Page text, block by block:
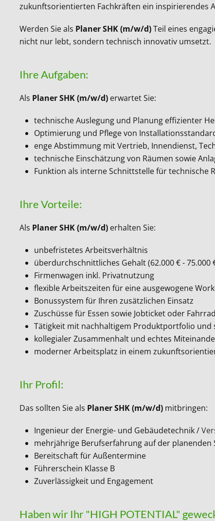
zukunftsorientierten Fachkräften ein inspirierendes
Werden Sie als Planer SHK (m/w/d)Teil eines
nicht nur lebt, sondern technisch innovativ umsetzt.
Ihre Aufgaben:
Als Planer SHK (m/w/d) erwartet Sie:
technische Auslegung und Planung effizienter
Optimierung und Pflege von
enge Abstimmung mit Vertrieb, Innendienst,
technische Einschätzung von Räumen sowie
Funktion als interne Schnittstelle für technische
Ihre Vorteile:
Als Planer SHK (m/w/d) erhalten Sie:
unbefristetes Arbeitsverhältnis
überdurchschnittliches Gehalt (62.000 € - 75.000
Firmenwagen inkl. Privatnutzung
flexible Arbeitszeiten für eine ausgewogene
Bonussystem für Ihren zusätzlichen Einsatz
Zuschüsse für Essen sowie Jobticket oder Fahrrad
Tätigkeit mit nachhaltigem Produktportfolio und
kollegialer Zusammenhalt und echtes
moderner Arbeitsplatz in einem
Ihr Profil:
Das sollten Sie als Planer SHK (m/w/d) mitbringen:
Ingenieur der Energie- und Gebäudetechnik /
mehrjährige Berufserfahrung auf der planenden
Bereitschaft für Außentermine
Führerschein Klasse B
Zuverlässigkeit und Engagement
Haben wir Ihr "HIGH POTENTIAL"